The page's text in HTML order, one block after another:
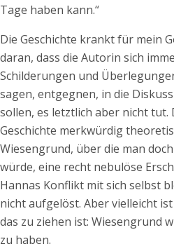
Tage haben kann.“
Die Geschichte krankt für mein
daran, dass die Autorin sich
Schilderungen und
sagen, entgegnen, in die
sollen, es letztlich aber nicht tut.
Geschichte merkwürdig
Wiesengrund, über die man
würde, eine recht nebulöse
Hannas Konflikt mit sich selbst
nicht aufgelöst. Aber vielleicht
das zu ziehen ist: Wiesengrund
zu haben.